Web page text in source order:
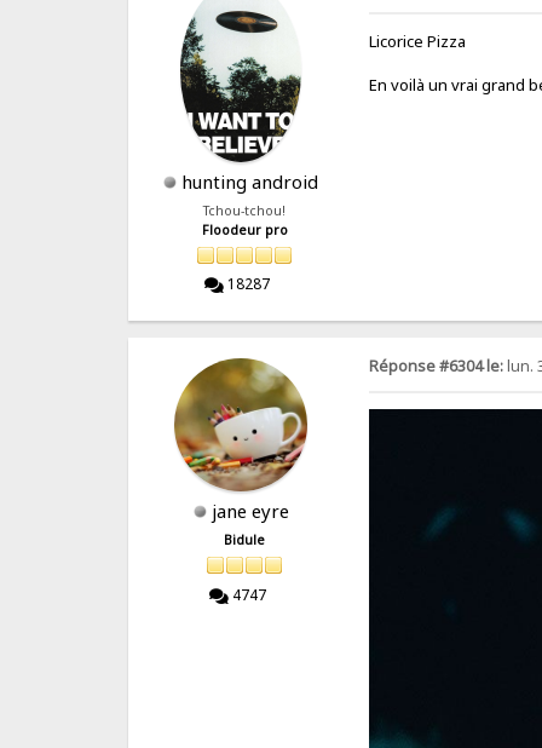
hunting android
Tchou-tchou!
Floodeur pro
18287
Licorice Pizza
En voilà un vrai grand
jane eyre
Bidule
4747
Réponse #6304 le:lun.